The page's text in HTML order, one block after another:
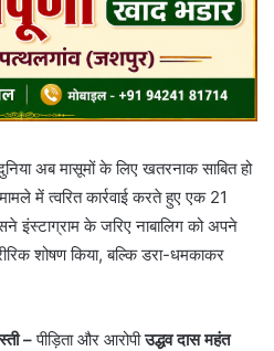
अब मासूमों के लिए खतरनाक साबित हो
में त्वरित कार्रवाई करते हुए एक 21
इंस्टाग्राम के जरिए नाबालिग को अपने
शोषण किया, बल्कि डरा-धमकाकर
–पीड़िता और आरोपीउद्धव दास महंत